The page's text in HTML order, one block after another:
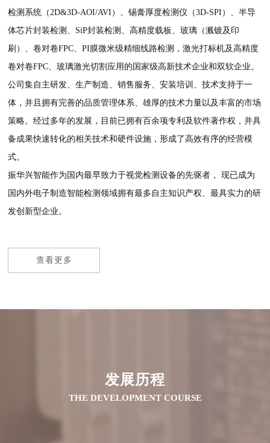
检测系统（2D&3D-AOI/AVI）、锡膏厚度检测仪（3D-SPI）、半导
体芯片封装检测、SiP封装检测、高精度载板、玻璃（溅镀及印
刷）、卷对卷FPC、PI膜微米级精细线路检测，激光打标机及高精度
卷对卷FPC、玻璃激光切割应用的国家级高新技术企业和双软企业。
公司集自主研发、生产制造、销售服务、安装培训、技术支持于一
体，并且拥有完善的品质管理体系、雄厚的技术力量以及丰富的市场
策略。经过多年的发展，目前已拥有百余项专利及软件著作权，并具
备成果快速转化的相关技术和硬件设施，形成了高效有序的经营模
式。
振华兴智能作为国内最早致力于视觉检测设备的先驱者， 现已成为
国内外电子制造智能检测领域拥有最多自主知识产权、最具实力的研
发创新型企业。
查看更多
发展历程
THE DEVELOPMENT COURSE